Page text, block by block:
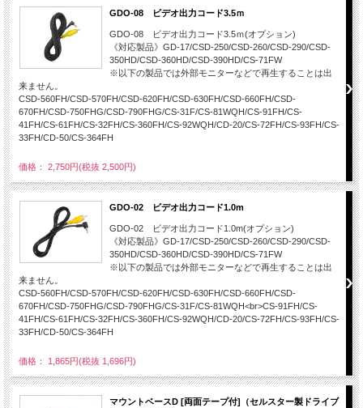
GDO-08 ビデオ出力コード3.5ｍ
GDO-08 ビデオ出力コード3.5ｍ(オプション)
《対応製品》GD-17/CSD-250/CSD-260/CSD-290/CSD-
350HD/CSD-360HD/CSD-390HD/CS-71FW
※以下の製品では外部モニターなどで再生することは出
来ません。
CSD-560FH/CSD-570FH/CSD-620FH/CSD-630FH/CSD-660FH/CSD-
670FH/CSD-750FHG/CSD-790FHG/CS-31F/CS-81WQH/CS-91FH/CS-
41FH/CS-61FH/CS-32FH/CS-360FH/CS-92WQH/CD-20/CS-72FH/CS-93FH/CS-
33FH/CD-50/CS-364FH
価格： 2,750円(税抜 2,500円)
GDO-02 ビデオ出力コード1.0m
GDO-02 ビデオ出力コード1.0m(オプション)
《対応製品》GD-17/CSD-250/CSD-260/CSD-290/CSD-
350HD/CSD-360HD/CSD-390HD/CS-71FW
※以下の製品では外部モニターなどで再生することは出
来ません。
CSD-560FH/CSD-570FH/CSD-620FH/CSD-630FH/CSD-660FH/CSD-
670FH/CSD-750FHG/CSD-790FHG/CS-31F/CS-81WQH<br>CS-91FH/CS-
41FH/CS-61FH/CS-32FH/CS-360FH/CS-92WQH/CD-20/CS-72FH/CS-93FH/CS-
33FH/CD-50/CS-364FH
価格： 1,865円(税抜 1,696円)
マウントベースD [両面テープ付]（セルスター製ドライブ